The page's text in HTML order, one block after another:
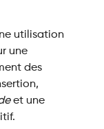
utilisation
une
des
et une